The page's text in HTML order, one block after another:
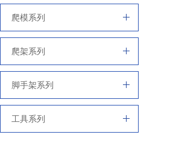
爬模系列
爬架系列
脚手架系列
工具系列